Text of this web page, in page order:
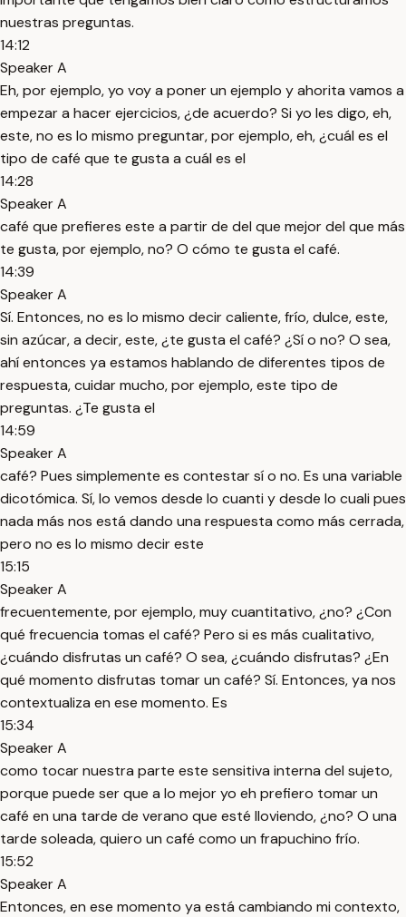
nuestras preguntas.
14:12
Speaker A
Eh, por ejemplo, yo voy a poner un ejemplo y ahorita vamos a
empezar a hacer ejercicios, ¿de acuerdo? Si yo les digo, eh,
este, no es lo mismo preguntar, por ejemplo, eh, ¿cuál es el
tipo de café que te gusta a cuál es el
14:28
Speaker A
café que prefieres este a partir de del que mejor del que más
te gusta, por ejemplo, no? O cómo te gusta el café.
14:39
Speaker A
Sí. Entonces, no es lo mismo decir caliente, frío, dulce, este,
sin azúcar, a decir, este, ¿te gusta el café? ¿Sí o no? O sea,
ahí entonces ya estamos hablando de diferentes tipos de
respuesta, cuidar mucho, por ejemplo, este tipo de
preguntas. ¿Te gusta el
14:59
Speaker A
café? Pues simplemente es contestar sí o no. Es una variable
dicotómica. Sí, lo vemos desde lo cuanti y desde lo cuali pues
nada más nos está dando una respuesta como más cerrada,
pero no es lo mismo decir este
15:15
Speaker A
frecuentemente, por ejemplo, muy cuantitativo, ¿no? ¿Con
qué frecuencia tomas el café? Pero si es más cualitativo,
¿cuándo disfrutas un café? O sea, ¿cuándo disfrutas? ¿En
qué momento disfrutas tomar un café? Sí. Entonces, ya nos
contextualiza en ese momento. Es
15:34
Speaker A
como tocar nuestra parte este sensitiva interna del sujeto,
porque puede ser que a lo mejor yo eh prefiero tomar un
café en una tarde de verano que esté lloviendo, ¿no? O una
tarde soleada, quiero un café como un frapuchino frío.
15:52
Speaker A
Entonces, en ese momento ya está cambiando mi contexto,